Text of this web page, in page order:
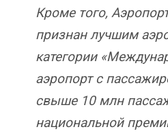
Кроме того,
признан лучшим
категории
аэропорт с
свыше 10 млн
национальной